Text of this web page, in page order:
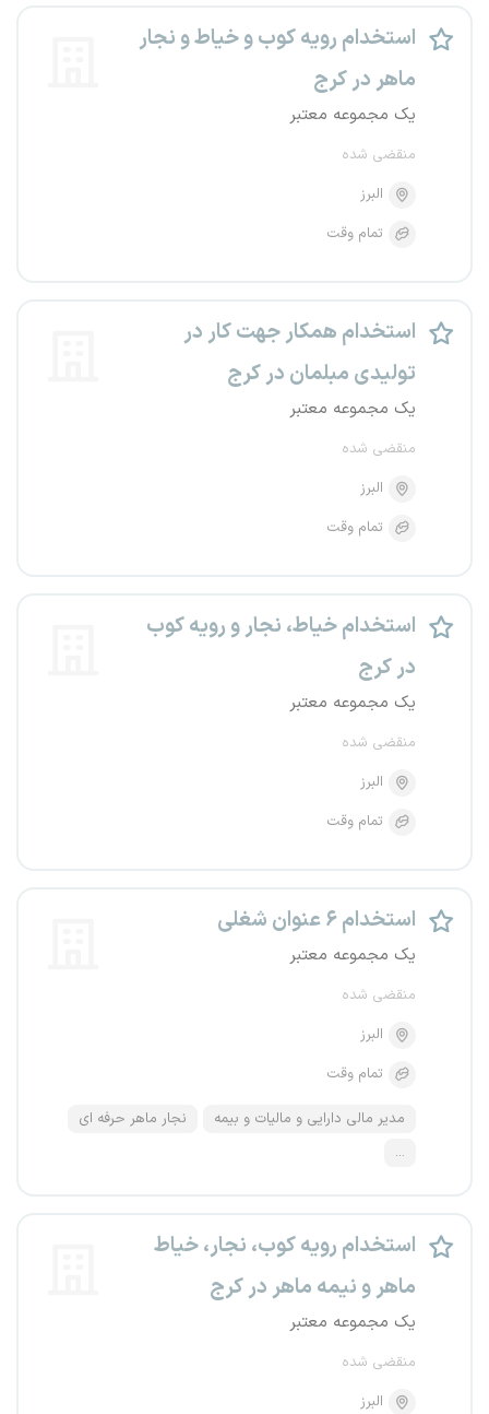
استخدام رویه کوب و خیاط و نجار
ماهر در کرج
یک مجموعه معتبر
منقضی شده
البرز
تمام وقت
استخدام همکار جهت کار در
تولیدی مبلمان در کرج
یک مجموعه معتبر
منقضی شده
البرز
تمام وقت
استخدام خیاط، نجار و رویه کوب
در کرج
یک مجموعه معتبر
منقضی شده
البرز
تمام وقت
استخدام ۶ عنوان شغلی
یک مجموعه معتبر
منقضی شده
البرز
تمام وقت
مدیر مالی دارایی و مالیات و بیمه
نجار ماهر حرفه ای
...
استخدام رویه کوب، نجار، خیاط
ماهر و نیمه ماهر در کرج
یک مجموعه معتبر
منقضی شده
البرز